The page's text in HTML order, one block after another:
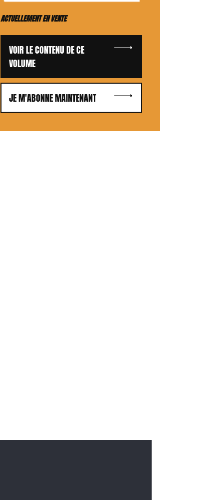
ACTUELLEMENT EN VENTE
VOIR LE CONTENU DE CE
VOLUME
JE M'ABONNE MAINTENANT